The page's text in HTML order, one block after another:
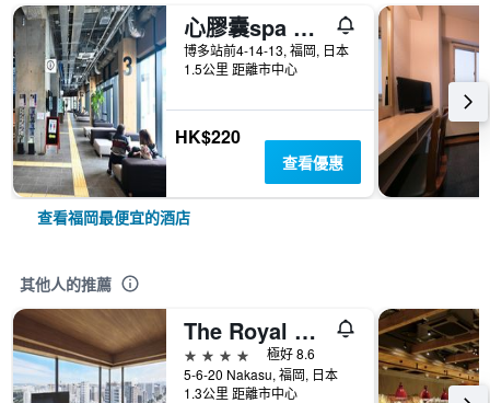
心膠囊spa 酒店
博多站前4-14-13, 福岡, 日本
1.5公里 距離市中心
HK$220
查看優惠
查看福岡最便宜的酒店
其他人的推薦
The Royal Park Canvas Fukuoka Nakasu
4星級
極好 8.6
5-6-20 Nakasu, 福岡, 日本
1.3公里 距離市中心